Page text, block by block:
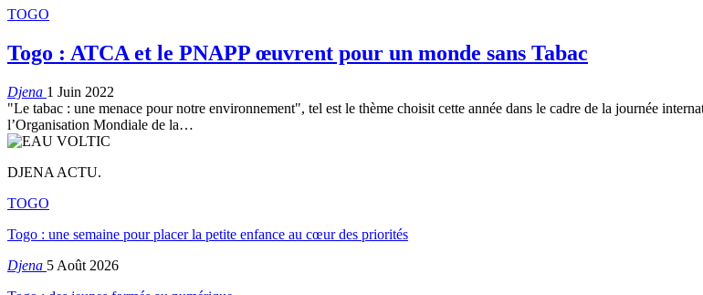
TOGO
Togo : ATCA et le PNAPP œuvrent pour un monde sans Tabac
Djena 1 Juin 2022
"Le tabac : une menace pour notre environnement", tel est le thème choisit cette année dans le cadre de la journée
l’Organisation Mondiale de la…
DJENA ACTU.
TOGO
Togo : une semaine pour placer la petite enfance au cœur des priorités
Djena 5 Août 2026